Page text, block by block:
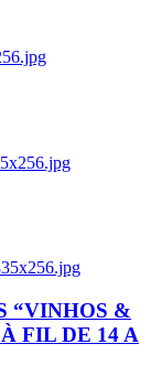
“VINHOS &
FIL DE 14 A